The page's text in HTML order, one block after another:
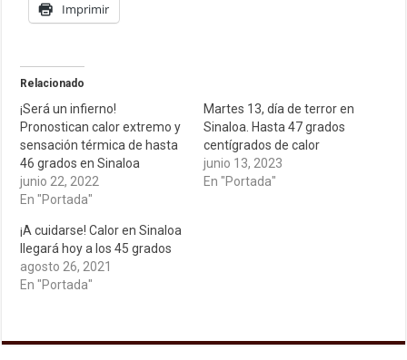
Imprimir
Relacionado
¡Será un infierno!
Pronostican calor extremo y
sensación térmica de hasta
46 grados en Sinaloa
junio 22, 2022
En "Portada"
Martes 13, día de terror en
Sinaloa. Hasta 47 grados
centígrados de calor
junio 13, 2023
En "Portada"
¡A cuidarse! Calor en Sinaloa
llegará hoy a los 45 grados
agosto 26, 2021
En "Portada"